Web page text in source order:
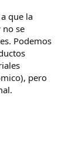
que la
no se
Podemos
pero